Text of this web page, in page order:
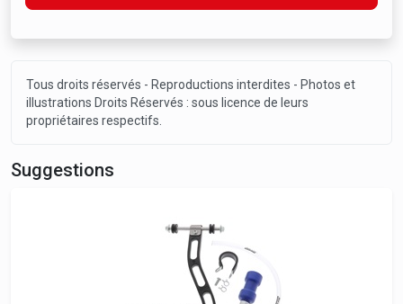
Tous droits réservés - Reproductions interdites - Photos et
illustrations Droits Réservés : sous licence de leurs
propriétaires respectifs.
Suggestions